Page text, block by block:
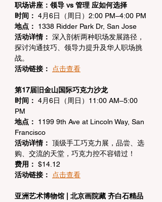
职场讲座：领导 vs 管理 应如何选择
时间： 4月6日（周日）2:00 PM–4:00 PM
地点：
1338 Ridder Park Dr, San Jose
活动详情： 深入剖析两种职场发展路径，
探讨沟通技巧、领导力提升及华人职场挑
战。
活动链接：
点击查看
第17届旧金山国际巧克力沙龙
时间： 4月6日（周日）11:00 AM–5:00
PM
地点：
1199 9th Ave at Lincoln Way, San
Francisco
活动详情： 顶级手工巧克力展，品尝、选
购、交流的天堂，巧克力控不容错过！
费用： $14.12
活动链接：
点击查看
亚洲艺术博物馆 | 北京画院藏 齐白石精品